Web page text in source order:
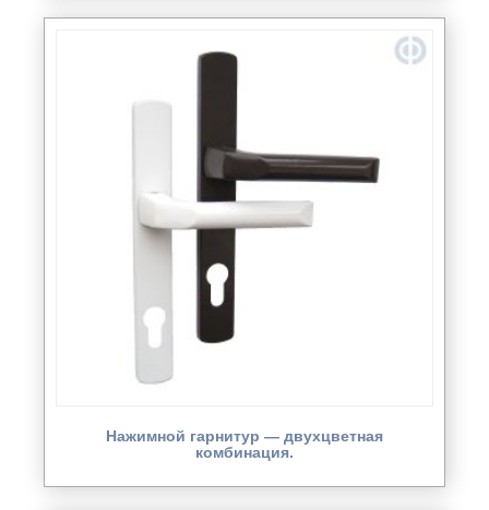
Нажимной гарнитур — двухцветная
комбинация.